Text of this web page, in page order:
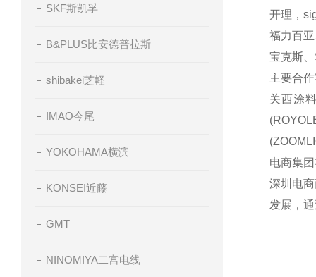
SKF斯凯孚
B&PLUS比安德普拉斯
shibakei芝軽
IMAO今尾
YOKOHAMA横滨
KONSEI近藤
GMT
NINOMIYA二宫电线
开理，
福力百
宝克斯
主要合
关西涂
电商集
深圳电
发展，